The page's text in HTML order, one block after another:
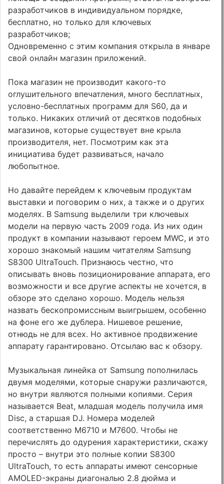
разработчиков в индивидуальном порядке,
бесплатно, но только для ключевых
разработчиков;
Одновременно с этим компания открыла в январе
свой онлайн магазин приложений.
Пока магазин не производит какого-то
оглушительного впечатления, много бесплатных,
условно-бесплатных программ для S60, да и
только. Никаких отличий от десятков подобных
магазинов, которые существует вне крыла
производителя, нет. Посмотрим как эта
инициатива будет развиваться, начало
любопытное.
Но давайте перейдем к ключевым продуктам
выставки и поговорим о них, а также и о других
моделях. В Samsung выделили три ключевых
модели на первую часть 2009 года. Из них один
продукт в компании называют героем MWC, и это
хорошо знакомый нашим читателям Samsung
S8300 UltraTouch. Признаюсь честно, что
описывать вновь позиционирование аппарата, его
возможности и все другие аспекты не хочется, в
обзоре это сделано хорошо. Модель нельзя
назвать бескопромиссным выигрышем, особенно
на фоне его же дублера. Нишевое решение,
отнюдь не для всех. Но активное продвижение
аппарату гарантировано. Отсылаю вас к обзору.
Музыкальная линейка от Samsung пополнилась
двумя моделями, которые снаружи различаются,
но внутри являются полными копиями. Серия
называется Beat, младшая модель получила имя
Disc, а старшая DJ. Номера моделей
соответственно M6710 и M7600. Чтобы не
перечислять до одурения характеристики, скажу
просто – внутри это полные копии S8300
UltraTouch, то есть аппараты имеют сенсорные
AMOLED-экраны диагональю 2.8 дюйма и